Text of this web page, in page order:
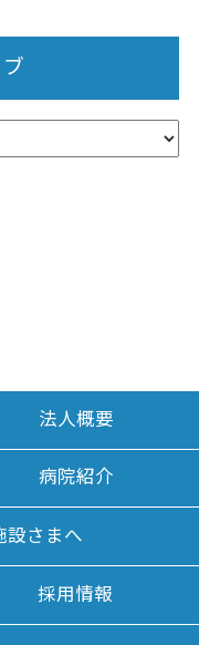
法人概要
病院紹介
設さまへ
採用情報